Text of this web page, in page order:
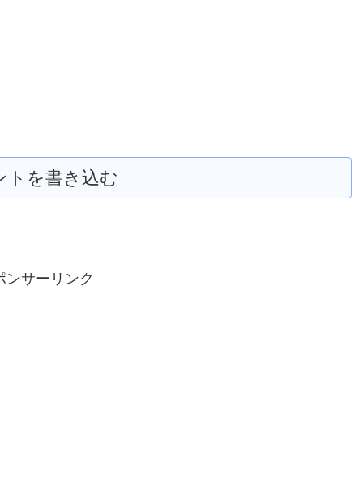
トを書き込む
ンサーリンク